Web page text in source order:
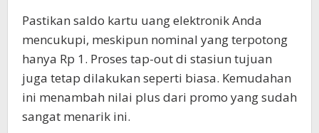
Pastikan saldo kartu uang elektronik Anda
mencukupi, meskipun nominal yang terpotong
hanya Rp 1. Proses tap-out di stasiun tujuan
juga tetap dilakukan seperti biasa. Kemudahan
ini menambah nilai plus dari promo yang sudah
sangat menarik ini.